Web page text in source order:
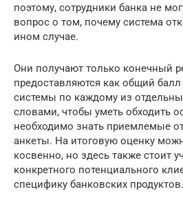
поэтому, сотрудники банка не
вопрос о том, почему система
ином случае.
Они получают только конечный
предоставляются как общий
системы по каждому из
словами, чтобы уметь обходить
необходимо знать приемлемые
анкеты. На итоговую оценку
косвенно, но здесь также стоит
конкретного потенциального
специфику банковских продуктов.